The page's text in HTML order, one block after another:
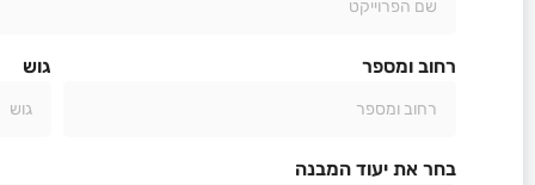
רחוב ומספר גוש
בחר את יעוד המבנה